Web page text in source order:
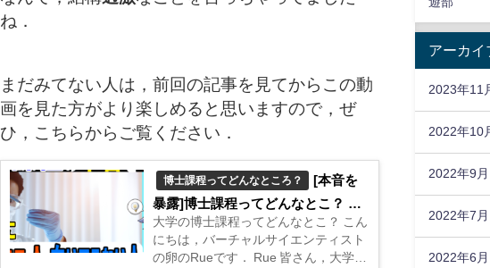
ね．
まだみてない人は，前回の記事を見てからこの動
画を見た方がより楽しめると思いますので，ぜ
ひ，こちらからご覧ください．
博士課程ってどんなところ？
[本音を
暴露]博士課程ってどんなとこ？ 良
いところ，悪いところ.
大学の博士課程ってどんなとこ？ こん
にちは，バーチャルサイエンティスト
の卵のRueです． Rue 皆さん，大学の
アーカイ
2023年11
2022年10
2022年9月
2022年7月
2022年6月